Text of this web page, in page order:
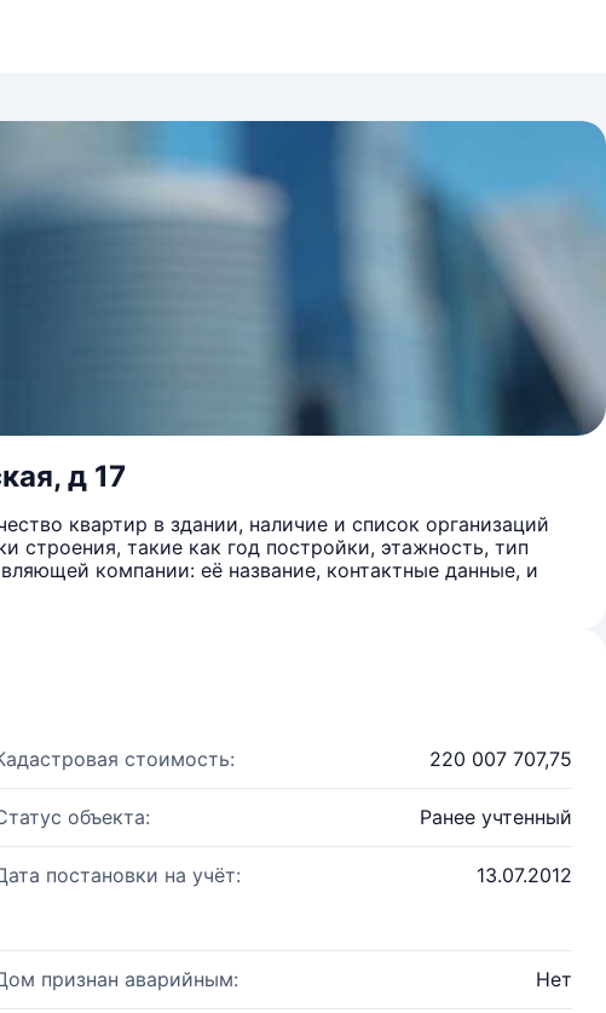
д 17
квартир в здании, наличие и список организаций
строения, такие как год постройки, этажность, тип
компании: её название, контактные данные, и
стоимость: 220 007 707,75
объекта: Ранее учтенный
постановки на учёт: 13.07.2012
признан аварийным: Нет